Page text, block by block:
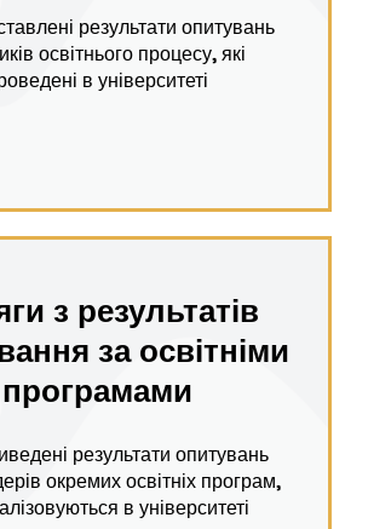
результати опитувань
освітнього процесу, які
в університеті
з результатів
за освітніми
програмами
результати опитувань
окремих освітніх програм,
в університеті